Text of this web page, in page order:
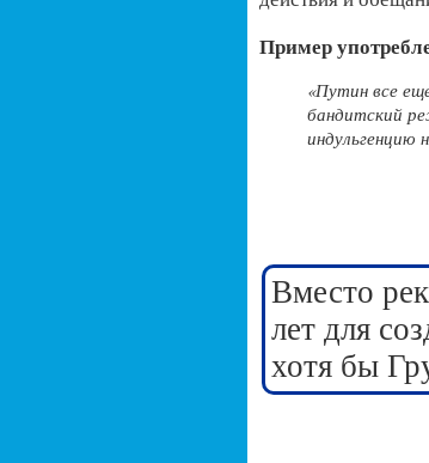
Пример
«Путин все
бандитский
индульгенцию
Вместо
лет для
хотя бы